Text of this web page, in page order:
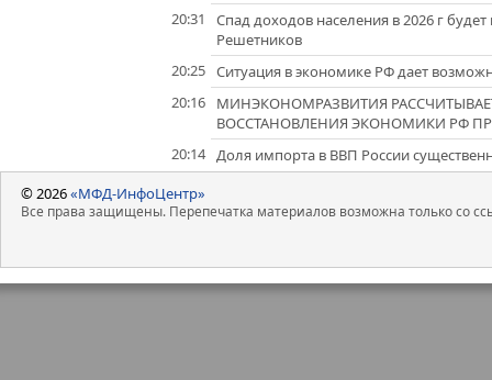
20:31
Спад доходов населения в 2026 г
Решетников
20:25 Ситуация в экономике РФ дает
20:16
МИНЭКОНОМРАЗВИТИЯ
ВОССТАНОВЛЕНИЯ ЭКОНОМИКИ РФ
20:14 Доля импорта в ВВП России
© 2026«МФД-ИнфоЦентр»
Все права защищены. Перепечатка материалов возможна только со